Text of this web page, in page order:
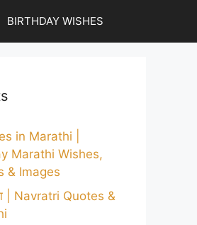
BIRTHDAY WISHES
in Marathi |
Marathi Wishes,
& Images
| Navratri Quotes &